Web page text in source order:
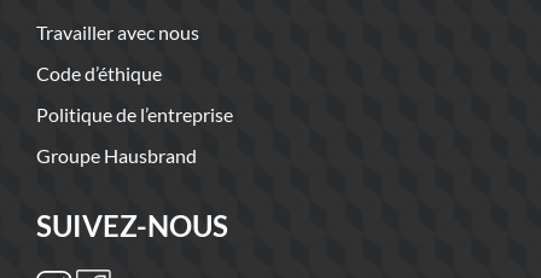
Travailler avec nous
Code d’éthique
Politique de l’entreprise
Groupe Hausbrand
SUIVEZ-NOUS